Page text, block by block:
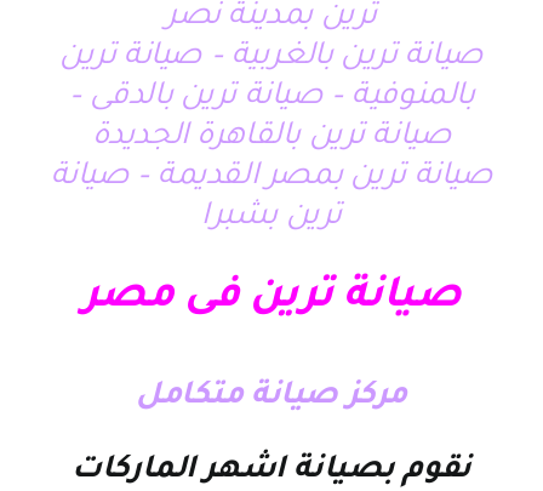
ترين بمدينة نصر
صيانة ترين بالغربية – صيانة ترين
بالمنوفية – صيانة ترين بالدقى –
صيانة ترين بالقاهرة الجديدة
صيانة ترين بمصر القديمة – صيانة
ترين بشبرا
صيانة ترين فى مصر
مركز صيانة متكامل
نقوم بصيانة اشهر الماركات